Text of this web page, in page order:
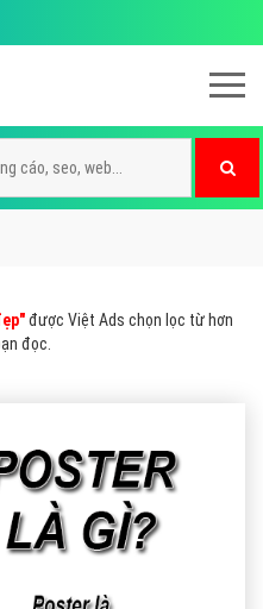
được Việt Ads chọn lọc từ hơn
đọc.